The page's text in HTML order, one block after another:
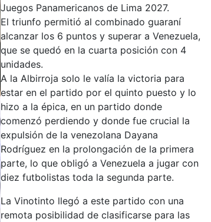
Juegos Panamericanos de Lima 2027.
El triunfo permitió al combinado guaraní
alcanzar los 6 puntos y superar a Venezuela,
que se quedó en la cuarta posición con 4
unidades.
A la Albirroja solo le valía la victoria para
estar en el partido por el quinto puesto y lo
hizo a la épica, en un partido donde
comenzó perdiendo y donde fue crucial la
expulsión de la venezolana Dayana
Rodríguez en la prolongación de la primera
parte, lo que obligó a Venezuela a jugar con
diez futbolistas toda la segunda parte.
La Vinotinto llegó a este partido con una
remota posibilidad de clasificarse para las